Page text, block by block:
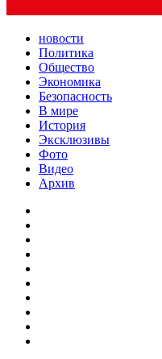
новости
Политика
Общество
Экономика
Безопасность
В мире
История
Эксклюзивы
Фото
Видео
Архив